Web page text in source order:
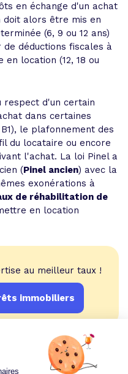
en échange d'un achat
doit alors être mis en
(6, 9 ou 12 ans)
déductions fiscales à
location (12, 18 ou
respect d'un certain
dans certaines
le plafonnement des
du locataire ou encore
l'achat. La loi Pinel a
(Pinel ancien) avec la
exonérations à
de réhabilitation de
en location
au meilleur taux !
immobiliers